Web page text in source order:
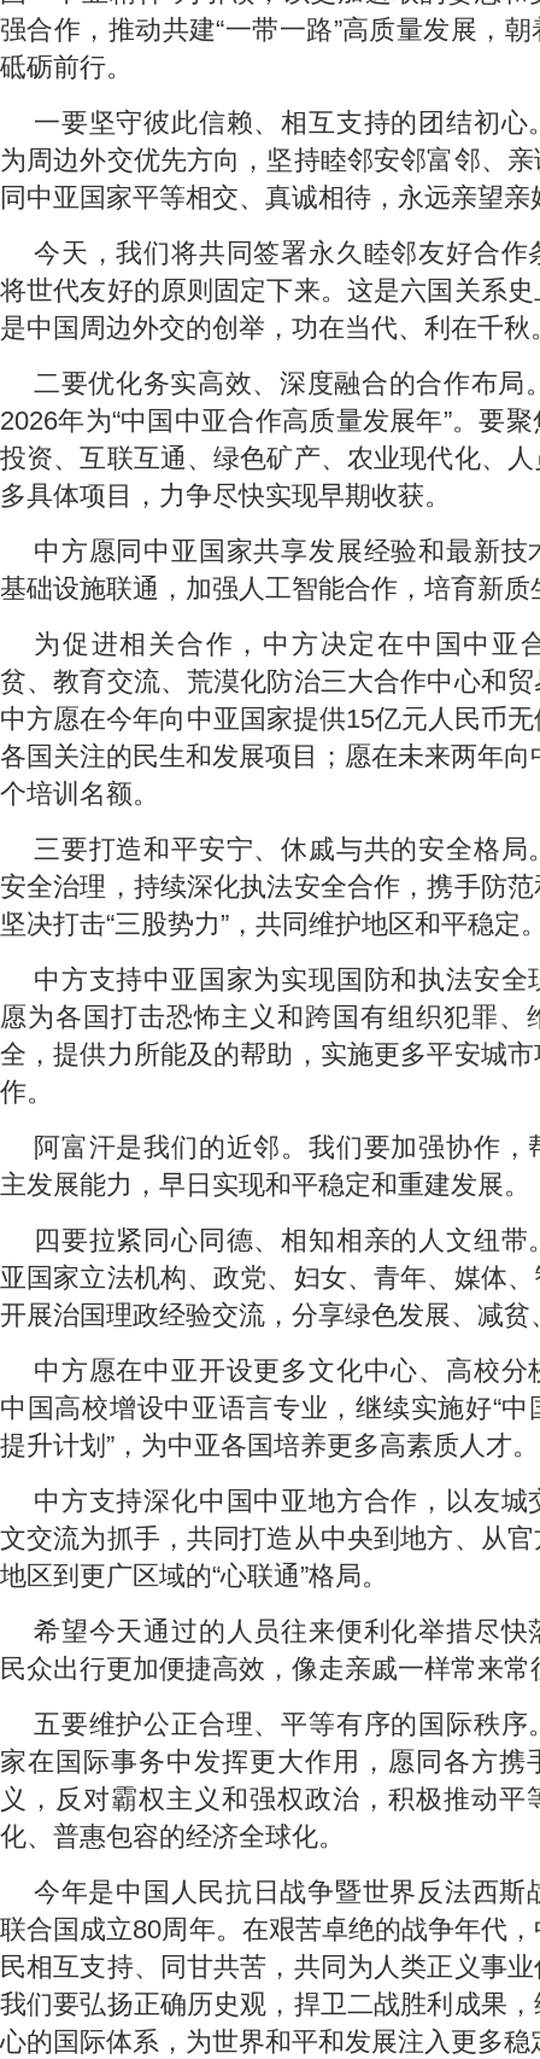
强合作，推动共建“一带一路”高质量发展，
砥砺前行。
一要坚守彼此信赖、相互支持的团结初心
为周边外交优先方向，坚持睦邻安邻富邻、
同中亚国家平等相交、真诚相待，永远亲望
今天，我们将共同签署永久睦邻友好合作
将世代友好的原则固定下来。这是六国关系
是中国周边外交的创举，功在当代、利在千秋
二要优化务实高效、深度融合的合作布局
2026年为“中国中亚合作高质量发展年”。要
投资、互联互通、绿色矿产、农业现代化、
多具体项目，力争尽快实现早期收获。
中方愿同中亚国家共享发展经验和最新技
基础设施联通，加强人工智能合作，培育新质
为促进相关合作，中方决定在中国中亚
贫、教育交流、荒漠化防治三大合作中心和
中方愿在今年向中亚国家提供15亿元人民币
各国关注的民生和发展项目；愿在未来两年向
个培训名额。
三要打造和平安宁、休戚与共的安全格局
安全治理，持续深化执法安全合作，携手防
坚决打击“三股势力”，共同维护地区和平稳定
中方支持中亚国家为实现国防和执法安全
愿为各国打击恐怖主义和跨国有组织犯罪、
全，提供力所能及的帮助，实施更多平安城
作。
阿富汗是我们的近邻。我们要加强协作，
主发展能力，早日实现和平稳定和重建发展。
四要拉紧同心同德、相知相亲的人文纽带
亚国家立法机构、政党、妇女、青年、媒体
开展治国理政经验交流，分享绿色发展、减
中方愿在中亚开设更多文化中心、高校分
中国高校增设中亚语言专业，继续实施好“
提升计划”，为中亚各国培养更多高素质人才。
中方支持深化中国中亚地方合作，以友城
文交流为抓手，共同打造从中央到地方、从
地区到更广区域的“心联通”格局。
希望今天通过的人员往来便利化举措尽快
民众出行更加便捷高效，像走亲戚一样常来
五要维护公正合理、平等有序的国际秩序
家在国际事务中发挥更大作用，愿同各方携
义，反对霸权主义和强权政治，积极推动平
化、普惠包容的经济全球化。
今年是中国人民抗日战争暨世界反法西斯
联合国成立80周年。在艰苦卓绝的战争年代
民相互支持、同甘共苦，共同为人类正义事
我们要弘扬正确历史观，捍卫二战胜利成果
心的国际体系，为世界和平和发展注入更多稳